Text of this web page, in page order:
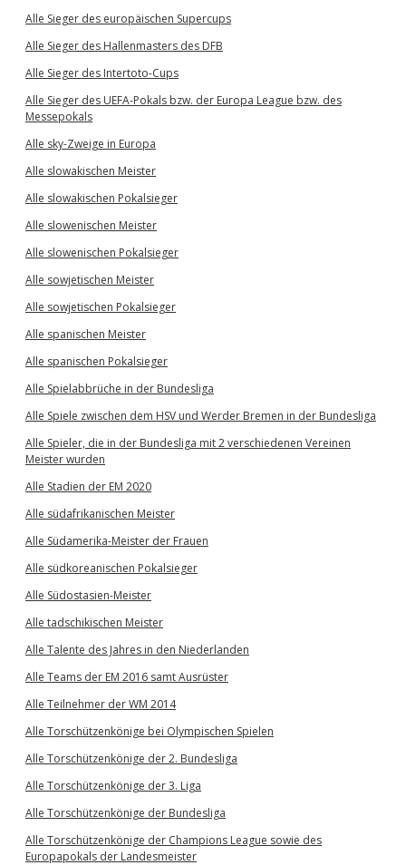
Alle Sieger des europäischen Supercups
Alle Sieger des Hallenmasters des DFB
Alle Sieger des Intertoto-Cups
Alle Sieger des UEFA-Pokals bzw. der Europa League bzw. des
Messepokals
Alle sky-Zweige in Europa
Alle slowakischen Meister
Alle slowakischen Pokalsieger
Alle slowenischen Meister
Alle slowenischen Pokalsieger
Alle sowjetischen Meister
Alle sowjetischen Pokalsieger
Alle spanischen Meister
Alle spanischen Pokalsieger
Alle Spielabbrüche in der Bundesliga
Alle Spiele zwischen dem HSV und Werder Bremen in der Bundesliga
Alle Spieler, die in der Bundesliga mit 2 verschiedenen Vereinen
Meister wurden
Alle Stadien der EM 2020
Alle südafrikanischen Meister
Alle Südamerika-Meister der Frauen
Alle südkoreanischen Pokalsieger
Alle Südostasien-Meister
Alle tadschikischen Meister
Alle Talente des Jahres in den Niederlanden
Alle Teams der EM 2016 samt Ausrüster
Alle Teilnehmer der WM 2014
Alle Torschützenkönige bei Olympischen Spielen
Alle Torschützenkönige der 2. Bundesliga
Alle Torschützenkönige der 3. Liga
Alle Torschützenkönige der Bundesliga
Alle Torschützenkönige der Champions League sowie des
Europapokals der Landesmeister